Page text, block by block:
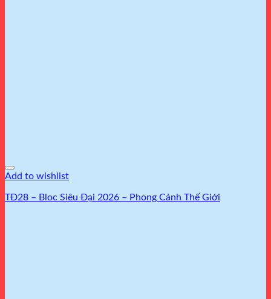
Add to wishlist
TĐ28 – Bloc Siêu Đại 2026 – Phong Cảnh Thế Giới